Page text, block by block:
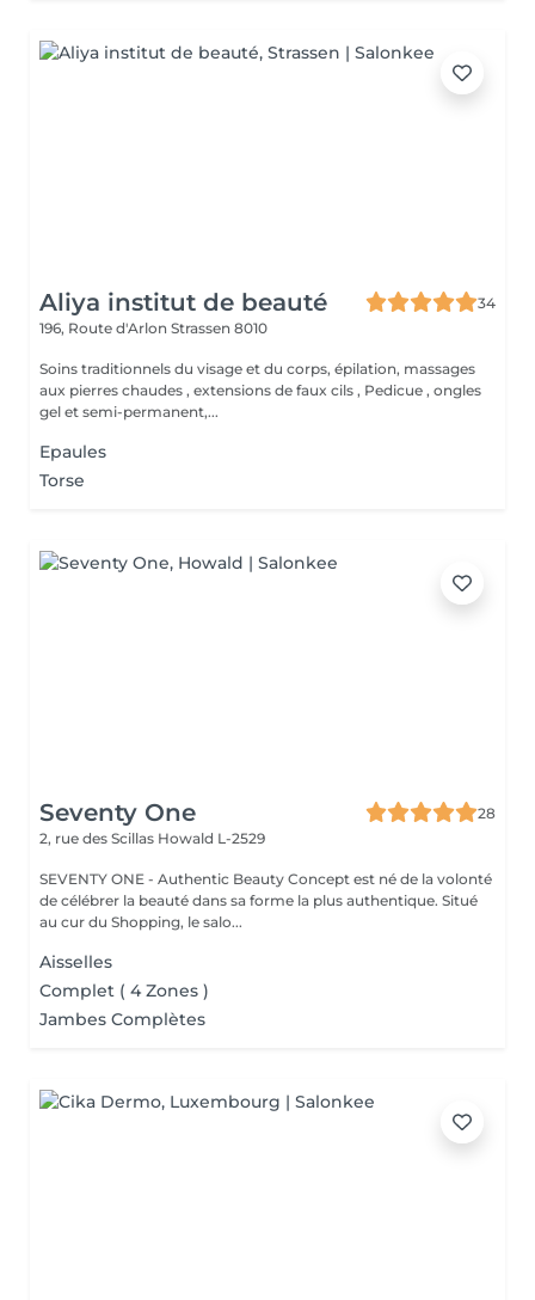
Aliya institut de beauté
34
196, Route d'Arlon Strassen 8010
Soins traditionnels du visage et du corps, épilation, massages
aux pierres chaudes , extensions de faux cils , Pedicue , ongles
gel et semi-permanent,...
Epaules
Torse
Seventy One
28
2, rue des Scillas Howald L-2529
SEVENTY ONE - Authentic Beauty Concept est né de la volonté
de célébrer la beauté dans sa forme la plus authentique. Situé
au cur du Shopping, le salo...
Aisselles
Complet ( 4 Zones )
Jambes Complètes